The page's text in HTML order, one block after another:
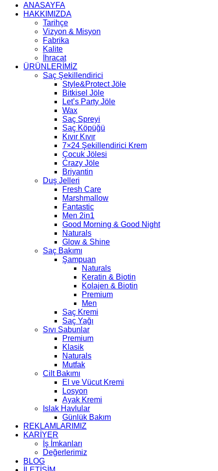
ANASAYFA
HAKKIMIZDA
Tarihçe
Vizyon & Misyon
Fabrika
Kalite
İhracat
ÜRÜNLERİMİZ
Saç Şekillendirici
Style&Protect Jöle
Bitkisel Jöle
Let’s Party Jöle
Wax
Saç Spreyi
Saç Köpüğü
Kıvır Kıvır
7×24 Şekillendirici Krem
Çocuk Jölesi
Crazy Jöle
Briyantin
Duş Jelleri
Fresh Care
Marshmallow
Fantastic
Men 2in1
Good Morning & Good Night
Naturals
Glow & Shine
Saç Bakımı
Şampuan
Naturals
Keratin & Biotin
Kolajen & Biotin
Premium
Men
Saç Kremi
Saç Yağı
Sıvı Sabunlar
Premium
Klasik
Naturals
Mutfak
Cilt Bakımı
El ve Vücut Kremi
Losyon
Ayak Kremi
Islak Havlular
Günlük Bakım
REKLAMLARIMIZ
KARİYER
İş İmkanları
Değerlerimiz
BLOG